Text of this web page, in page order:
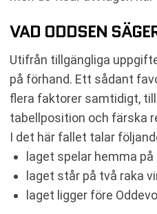
VAD ODDSEN
Utifrån tillgängliga
på förhand. Ett sådant
flera faktorer samtidigt,
tabellposition och färska
I det här fallet talar
laget spelar hemma på
laget står på två raka
laget ligger före